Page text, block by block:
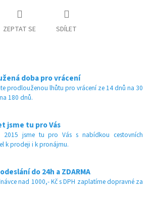
ZEPTAT SE SDÍLET
doba pro vrácení
prodlouženou lhůtu pro vrácení ze 14 dnů na 30
180 dnů.
jsme tu pro Vás
2015 jsme tu pro Vás s nabídkou cestovních
k prodeji i k pronájmu.
do 24h a ZDARMA
nad 1000,- Kč s DPH zaplatíme dopravné za